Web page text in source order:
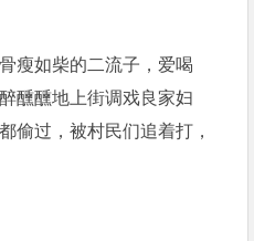
瘦如柴的二流子，爱喝
醺醺地上街调戏良家妇
偷过，被村民们追着打，